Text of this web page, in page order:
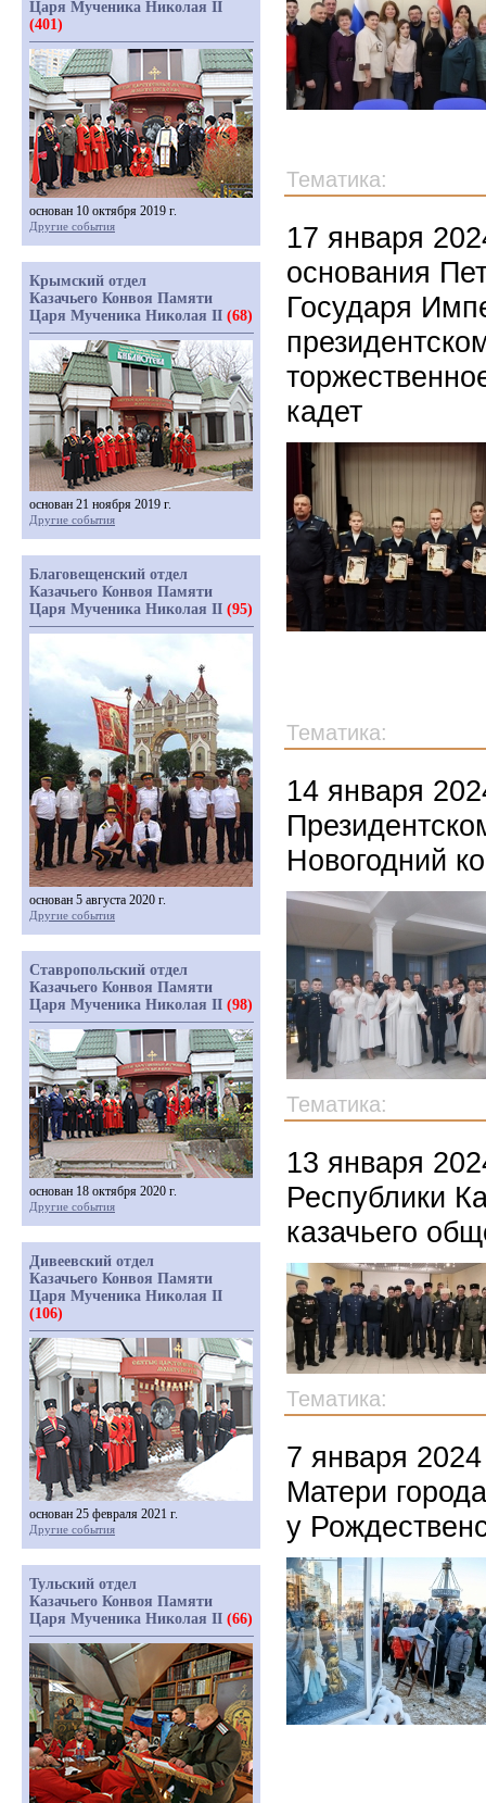
Тематика:
17 января
основания
Государя
кадет
Тематика:
14 января
Новогодний
Тематика:
13 января
Республики
казачьего
Тематика:
7 января
Матери
у
Царя Мученика Николая II
(401)
основан 10 октября 2019 г.
Другие события
Крымский отдел
Казачьего Конвоя Памяти
Царя Мученика Николая II (68)
основан 21 ноября 2019 г.
Другие события
Благовещенский отдел
Казачьего Конвоя Памяти
Царя Мученика Николая II (95)
основан 5 августа 2020 г.
Другие события
Ставропольский отдел
Казачьего Конвоя Памяти
Царя Мученика Николая II (98)
основан 18 октября 2020 г.
Другие события
Дивеевский отдел
Казачьего Конвоя Памяти
Царя Мученика Николая II
(106)
основан 25 февраля 2021 г.
Другие события
Тульский отдел
Казачьего Конвоя Памяти
Царя Мученика Николая II (66)